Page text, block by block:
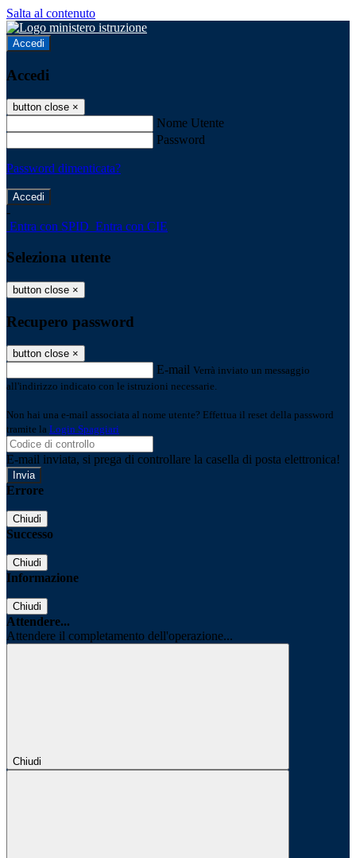
Salta al contenuto
Accedi
Accedi
button close ×
Nome Utente
Password
Password dimenticata?
-
Entra con SPID Entra con CIE
Seleziona utente
button close ×
Recupero password
button close ×
E-mail Verrà inviato un messaggio
all'indirizzo indicato con le istruzioni necessarie.
Non hai una e-mail associata al nome utente? Effettua il reset della password
tramite la Login Spaggiari
E-mail inviata, si prega di controllare la casella di posta elettronica!
Errore
Chiudi
Successo
Chiudi
Informazione
Chiudi
Attendere...
Attendere il completamento dell'operazione...
Chiudi